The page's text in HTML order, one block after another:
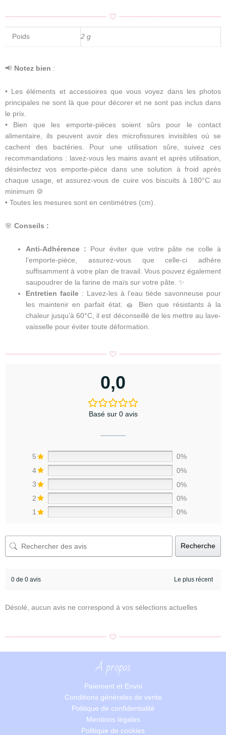
Poids 2 g
📢 Notez bien :
• Les éléments et accessoires que vous voyez dans les photos
principales ne sont là que pour décorer et ne sont pas inclus dans
le prix.
• Bien que les emporte-pièces soient sûrs pour le contact
alimentaire, ils peuvent avoir des microfissures invisibles où se
cachent des bactéries. Pour une utilisation sûre, suivez ces
recommandations : lavez-vous les mains avant et après utilisation,
désinfectez vos emporte-pièce dans une solution à froid après
chaque usage, et assurez-vous de cuire vos biscuits à 180°C au
minimum 🍪
• Toutes les mesures sont en centimètres (cm).
🌸 Conseils :
Anti-Adhérence : Pour éviter que votre pâte ne colle à
l’emporte-pièce, assurez-vous que celle-ci adhère
suffisamment à votre plan de travail. Vous pouvez également
saupoudrer de la farine de maïs sur votre pâte. ✨
Entretien facile : Lavez-les à l’eau tiède savonneuse pour
les maintenir en parfait état. 🧽 Bien que résistants à la
chaleur jusqu’à 60°C, il est déconseillé de les mettre au lave-
vaisselle pour éviter toute déformation.
0,0
Basé sur 0 avis
5
0%
4
0%
3
0%
2
0%
1
0%
Recherche
0 de 0 avis
Désolé, aucun avis ne correspond à vos sélections actuelles
A propos
Paiement et Envoi
Conditions générales de vente
Politique de confidentialité
Mentions légales
Politique de cookies